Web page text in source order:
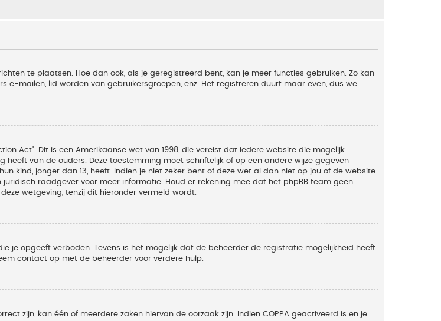
te plaatsen. Hoe dan ook, als je geregistreerd bent, kan je meer functies gebruiken. Zo kan
e-mailen, lid worden van gebruikersgroepen, enz. Het registreren duurt maar even, dus we
Act". Dit is een Amerikaanse wet van 1998, die vereist dat iedere website die mogelijk
van de ouders. Deze toestemming moet schriftelijk of op een andere wijze gegeven
kind, jonger dan 13, heeft. Indien je niet zeker bent of deze wet al dan niet op jou of de website
raadgever voor meer informatie. Houd er rekening mee dat het phpBB team geen
wetgeving, tenzij dit hieronder vermeld wordt.
je opgeeft verboden. Tevens is het mogelijk dat de beheerder de registratie mogelijkheid heeft
contact op met de beheerder voor verdere hulp.
zijn, kan één of meerdere zaken hiervan de oorzaak zijn. Indien COPPA geactiveerd is en je